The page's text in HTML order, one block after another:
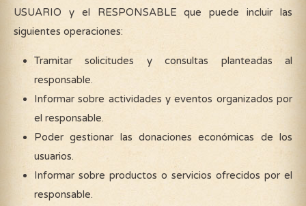
USUARIO y el RESPONSABLE que puede incluir las
siguientes operaciones:
Tramitar solicitudes y consultas planteadas al
responsable.
Informar sobre actividades y eventos organizados por
el responsable.
Poder gestionar las donaciones económicas de los
usuarios.
Informar sobre productos o servicios ofrecidos por el
responsable.